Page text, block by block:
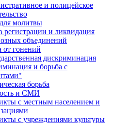
и полицейское
молитвы
регистрации и ликвидация
объединений
от гонений
дискриминация
и борьба с
борьба
и СМИ
с местным населением и
с учреждениями культуры